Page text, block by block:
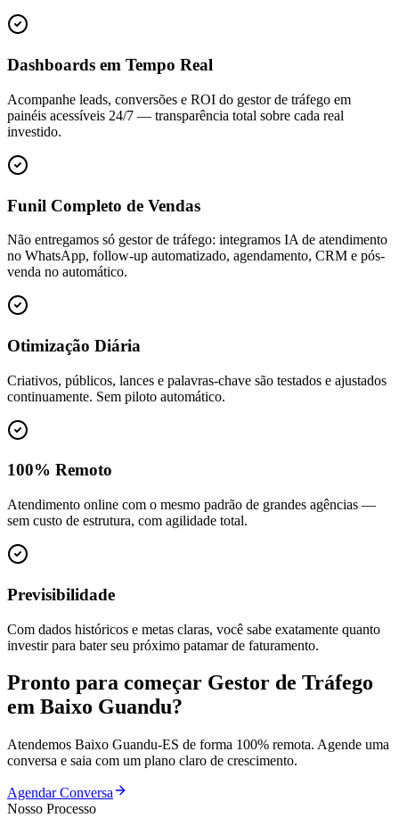
Dashboards em Tempo Real
Acompanhe leads, conversões e ROI do gestor de tráfego em
painéis acessíveis 24/7 — transparência total sobre cada real
investido.
Funil Completo de Vendas
Não entregamos só gestor de tráfego: integramos IA de atendimento
no WhatsApp, follow-up automatizado, agendamento, CRM e pós-
venda no automático.
Otimização Diária
Criativos, públicos, lances e palavras-chave são testados e ajustados
continuamente. Sem piloto automático.
100% Remoto
Atendimento online com o mesmo padrão de grandes agências —
sem custo de estrutura, com agilidade total.
Previsibilidade
Com dados históricos e metas claras, você sabe exatamente quanto
investir para bater seu próximo patamar de faturamento.
Pronto para começar Gestor de Tráfego
em Baixo Guandu?
Atendemos Baixo Guandu-ES de forma 100% remota. Agende uma
conversa e saia com um plano claro de crescimento.
Agendar Conversa
Nosso Processo